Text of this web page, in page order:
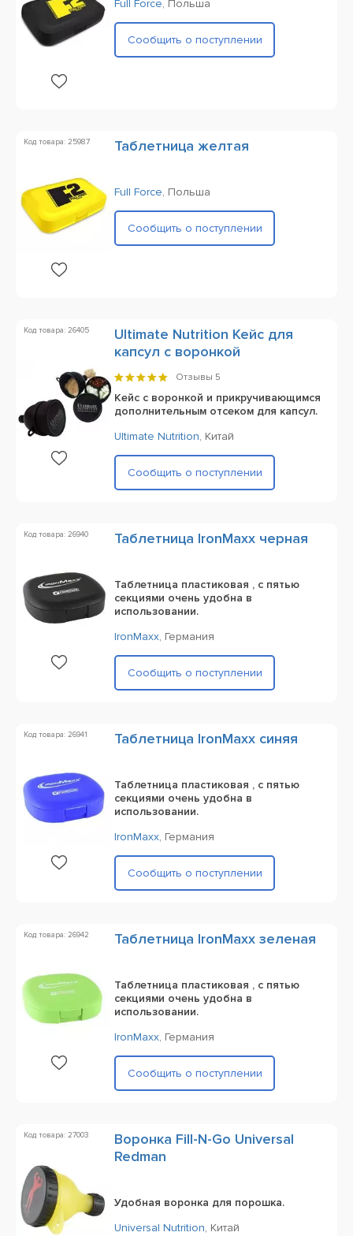
Full Force, Польша
Сообщить о поступлении
Код товара: 25987 Таблетница желтая
Full Force, Польша
Сообщить о поступлении
Код товара: 26405
Ultimate Nutrition Кейс для
капсул с воронкой
Отзывы 5
Кейс с воронкой и прикручивающимся
дополнительным отсеком для капсул.
Ultimate Nutrition, Китай
Сообщить о поступлении
Код товара: 26940 Таблетница IronMaxx черная
Таблетница пластиковая , с пятью
секциями очень удобна в
использовании.
IronMaxx, Германия
Сообщить о поступлении
Код товара: 26941 Таблетница IronMaxx синяя
Таблетница пластиковая , с пятью
секциями очень удобна в
использовании.
IronMaxx, Германия
Сообщить о поступлении
Код товара: 26942 Таблетница IronMaxx зеленая
Таблетница пластиковая , с пятью
секциями очень удобна в
использовании.
IronMaxx, Германия
Сообщить о поступлении
Код товара: 27003
Воронка Fill-N-Go Universal
Redman
Удобная воронка для порошка.
Universal Nutrition, Китай